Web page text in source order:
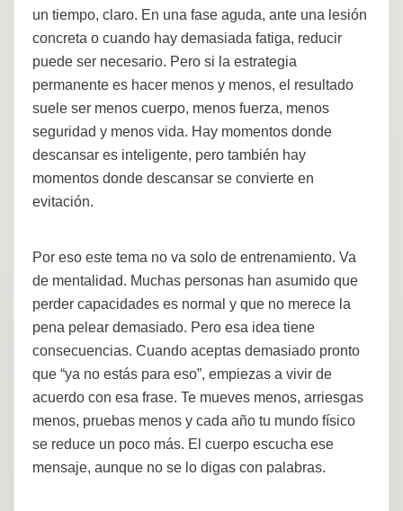
un tiempo, claro. En una fase aguda, ante una lesión
concreta o cuando hay demasiada fatiga, reducir
puede ser necesario. Pero si la estrategia
permanente es hacer menos y menos, el resultado
suele ser menos cuerpo, menos fuerza, menos
seguridad y menos vida. Hay momentos donde
descansar es inteligente, pero también hay
momentos donde descansar se convierte en
evitación.
Por eso este tema no va solo de entrenamiento. Va
de mentalidad. Muchas personas han asumido que
perder capacidades es normal y que no merece la
pena pelear demasiado. Pero esa idea tiene
consecuencias. Cuando aceptas demasiado pronto
que “ya no estás para eso”, empiezas a vivir de
acuerdo con esa frase. Te mueves menos, arriesgas
menos, pruebas menos y cada año tu mundo físico
se reduce un poco más. El cuerpo escucha ese
mensaje, aunque no se lo digas con palabras.